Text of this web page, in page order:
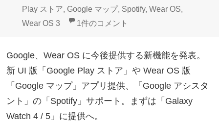
日:
者
ゴ
グ
Play ストア, Google マップ, Spotify, Wear OS,
Wear OS 3
新UI版Google Playなど！Wear OS新機
1件のコメント
Google、Wear OS に今後提供する新機能を発表。
新 UI 版「Google Play ストア」や Wear OS 版
「Google マップ」アプリ提供、「Google アシスタ
ント」の「Spotify」サポート。まずは「Galaxy
Watch 4 / 5」に提供へ。